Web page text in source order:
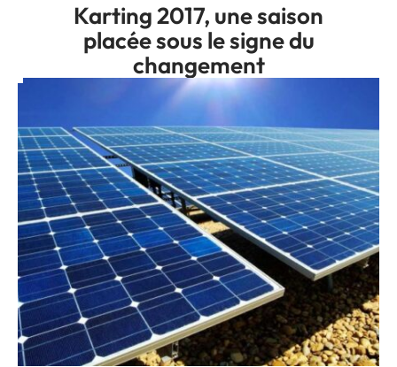
Karting 2017, une saison
placée sous le signe du
changement